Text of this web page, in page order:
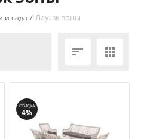
и сада / Лаунж зоны
 
СКИДКА
4%